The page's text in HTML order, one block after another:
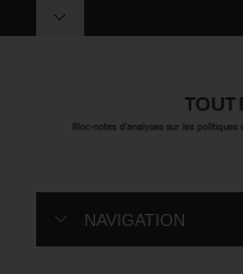
NAVIGATION